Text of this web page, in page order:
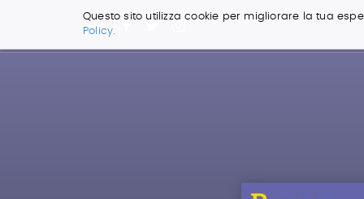
Questo sito utilizza cookie per migliorare la tua
Policy.